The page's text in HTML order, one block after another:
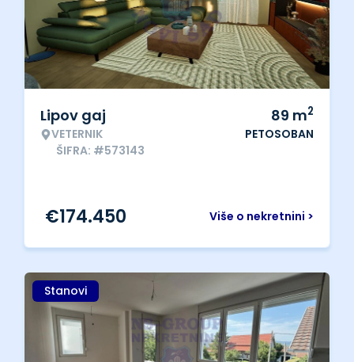
Lipov gaj
VETERNIK
ŠIFRA: #573143
89 m2
PETOSOBAN
Više o nekretnini >
€174.450
Stanovi